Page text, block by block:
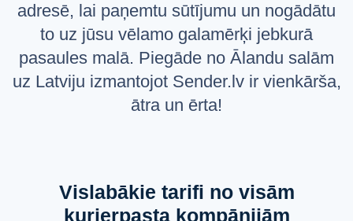
English
adresē, lai paņemtu sūtījumu un nogādātu
to uz jūsu vēlamo galamērķi jebkurā
pasaules malā. Piegāde no Ālandu salām
uz Latviju izmantojot Sender.lv ir vienkārša,
ātra un ērta!
Vislabākie tarifi no visām
kurjerpasta kompānijām